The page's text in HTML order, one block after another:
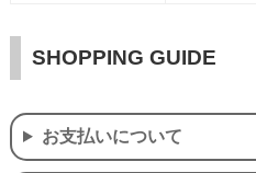
SHOPPING GUIDE
お支払いについて